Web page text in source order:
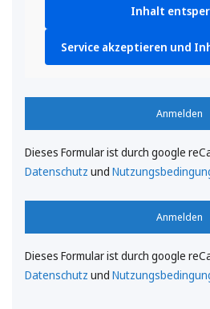
Inhalt
Service akzeptieren und
Anmelden
Dieses Formular ist durch google
Datenschutz und
Anmelden
Dieses Formular ist durch google
Datenschutz und